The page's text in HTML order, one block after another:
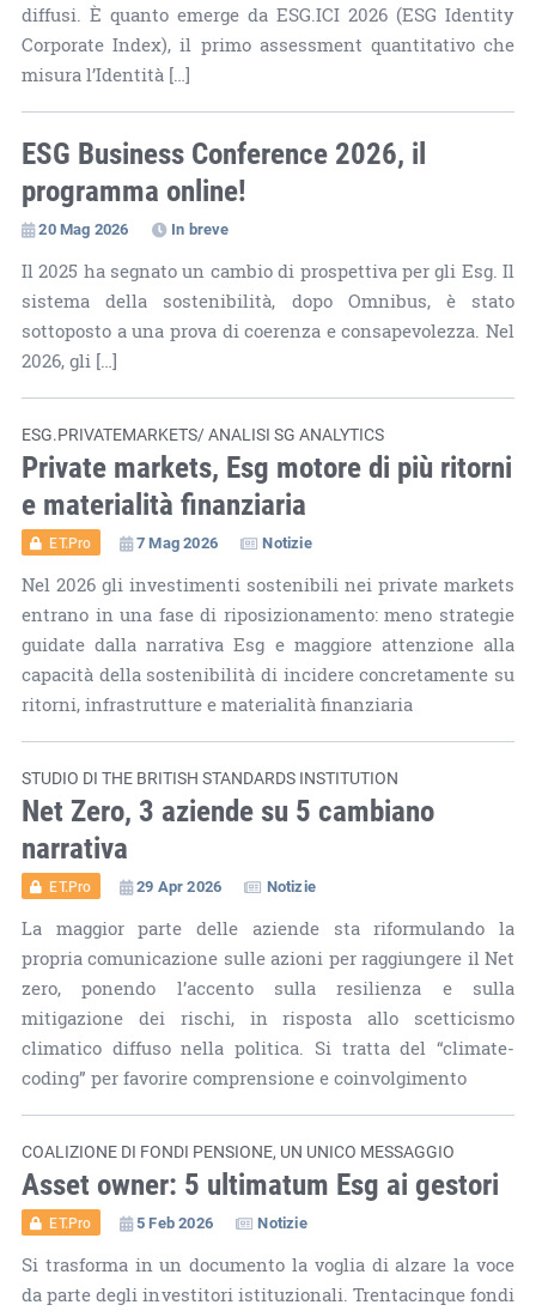
diffusi. È quanto emerge da ESG.ICI 2026 (ESG Identity
Corporate Index), il primo assessment quantitativo che
misura l’Identità […]
ESG Business Conference 2026, il
programma online!
20 Mag 2026 In breve
Il 2025 ha segnato un cambio di prospettiva per gli Esg. Il
sistema della sostenibilità, dopo Omnibus, è stato
sottoposto a una prova di coerenza e consapevolezza. Nel
2026, gli […]
ESG.PRIVATEMARKETS/ ANALISI SG ANALYTICS
Private markets, Esg motore di più ritorni
e materialità finanziaria
ET.Pro 7 Mag 2026 Notizie
Nel 2026 gli investimenti sostenibili nei private markets
entrano in una fase di riposizionamento: meno strategie
guidate dalla narrativa Esg e maggiore attenzione alla
capacità della sostenibilità di incidere concretamente su
ritorni, infrastrutture e materialità finanziaria
STUDIO DI THE BRITISH STANDARDS INSTITUTION
Net Zero, 3 aziende su 5 cambiano
narrativa
ET.Pro 29 Apr 2026 Notizie
La maggior parte delle aziende sta riformulando la
propria comunicazione sulle azioni per raggiungere il Net
zero, ponendo l’accento sulla resilienza e sulla
mitigazione dei rischi, in risposta allo scetticismo
climatico diffuso nella politica. Si tratta del “climate-
coding” per favorire comprensione e coinvolgimento
COALIZIONE DI FONDI PENSIONE, UN UNICO MESSAGGIO
Asset owner: 5 ultimatum Esg ai gestori
ET.Pro 5 Feb 2026 Notizie
Si trasforma in un documento la voglia di alzare la voce
da parte degli investitori istituzionali. Trentacinque fondi